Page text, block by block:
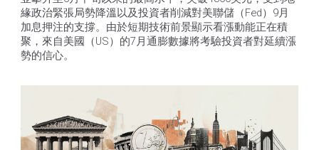
緣政治緊張局勢降溫以及投資者削減對美聯儲（Fed）9月
加息押注的支撐。由於短期技術前景顯示看漲動能正在積
聚，來自美國（US）的7月通膨數據將考驗投資者對延續漲
勢的信心。